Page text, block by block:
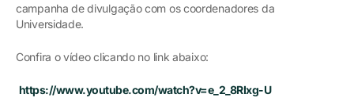
campanha de divulgação com os coordenadores da
Universidade.
Confira o vídeo clicando no link abaixo:
https://www.youtube.com/watch?v=e_2_8RIxg-U